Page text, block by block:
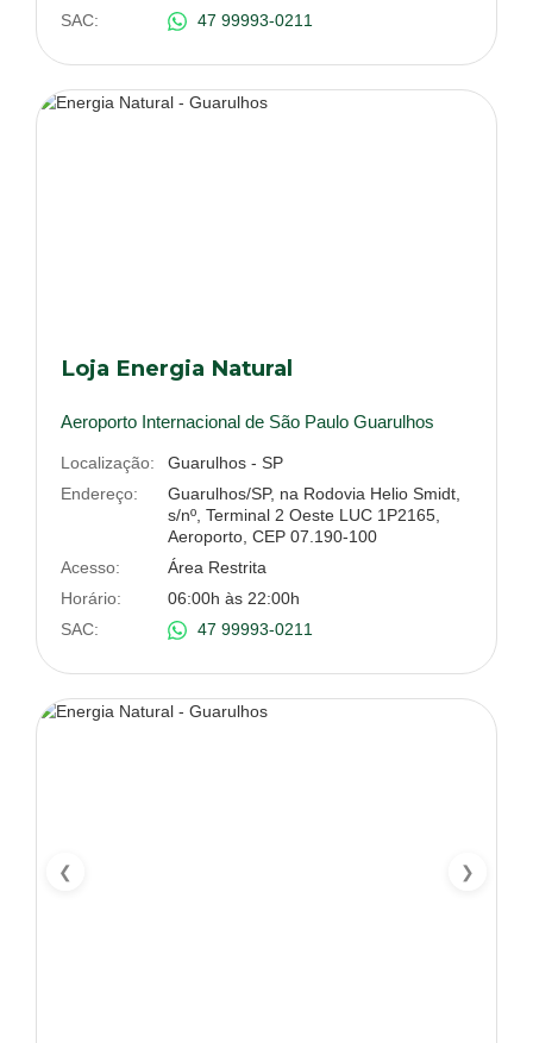
SAC:
47 99993-0211
Loja Energia Natural
Aeroporto Internacional de São Paulo Guarulhos
Localização:
Guarulhos - SP
Endereço:
Guarulhos/SP, na Rodovia Helio Smidt,
s/nº, Terminal 2 Oeste LUC 1P2165,
Aeroporto, CEP 07.190-100
Acesso:
Área Restrita
Horário:
06:00h às 22:00h
SAC:
47 99993-0211
❮ ❯